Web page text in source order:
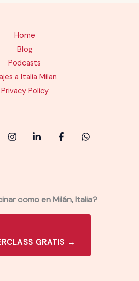
Home
Blog
Podcasts
a Italia Milan
Privacy Policy
como en Milán, Italia?
GRATIS →